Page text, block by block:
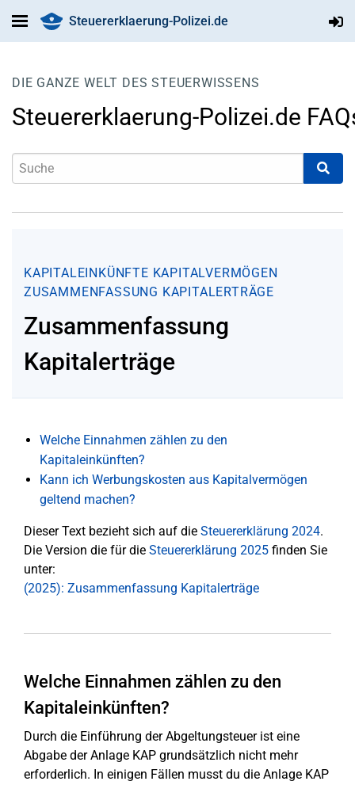
Steuererklaerung-Polizei.de
DIE GANZE WELT DES STEUERWISSENS
Steuererklaerung-Polizei.de
KAPITALEINKÜNFTE KAPITALVERMÖGEN
ZUSAMMENFASSUNG KAPITALERTRÄGE
Zusammenfassung
Kapitalerträge
Welche Einnahmen zählen zu den
Kapitaleinkünften?
Kann ich Werbungskosten aus Kapitalvermögen
geltend machen?
Dieser Text bezieht sich auf die Steuererklärung 2024.
Die Version die für die Steuererklärung 2025 finden Sie
unter:
(2025): Zusammenfassung Kapitalerträge
Welche Einnahmen zählen zu den
Kapitaleinkünften?
Durch die Einführung der Abgeltungsteuer ist eine
Abgabe der Anlage KAP grundsätzlich nicht mehr
erforderlich. In einigen Fällen musst du die Anlage KAP